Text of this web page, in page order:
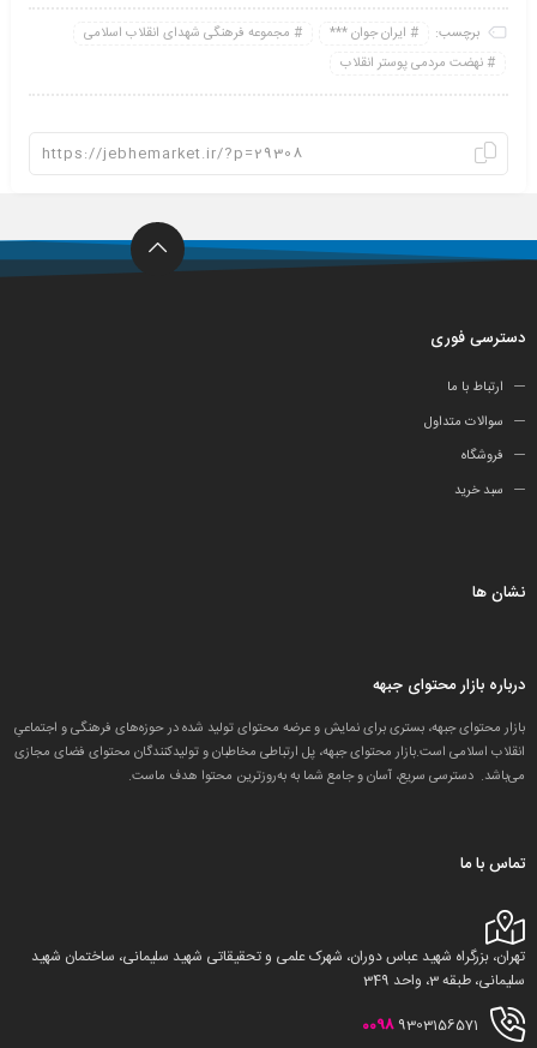
برچسب: ایران جوان ***
مجموعه فرهنگی شهدای انقلاب اسلامی
نهضت مردمی پوستر انقلاب
دسترسی فوری
ارتباط با ما
سوالات متداول
فروشگاه
سبد خرید
نشان ها
درباره بازار محتوای جبهه
بازار محتوای جبهه، بستری برای نمایش و عرضه محتوای تولید شده در حوزه‌های فرهنگی و اجتماعیِ
انقلاب اسلامی است.بازار محتوای جبهه، پل ارتباطی مخاطبان و تولید‌کنندگان محتوای فضای مجازی
می‌باشد. دسترسی سریع، آسان و جامع شما به به‌روزترین محتوا هدف ماست.
تماس با ما
تهران، بزرگراه شهید عباس دوران، شهرک علمی و تحقیقاتی شهید سلیمانی، ساختمان شهید
سلیمانی، طبقه 3، واحد 349
0098 9303156571